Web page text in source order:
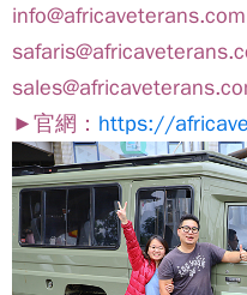
info@africaveterans.com
►官網： https://